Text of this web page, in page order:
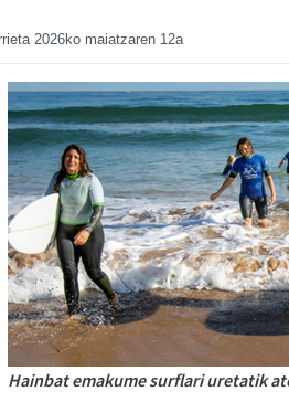
2026ko maiatzaren 12a
Hainbat emakume surflari uretatik